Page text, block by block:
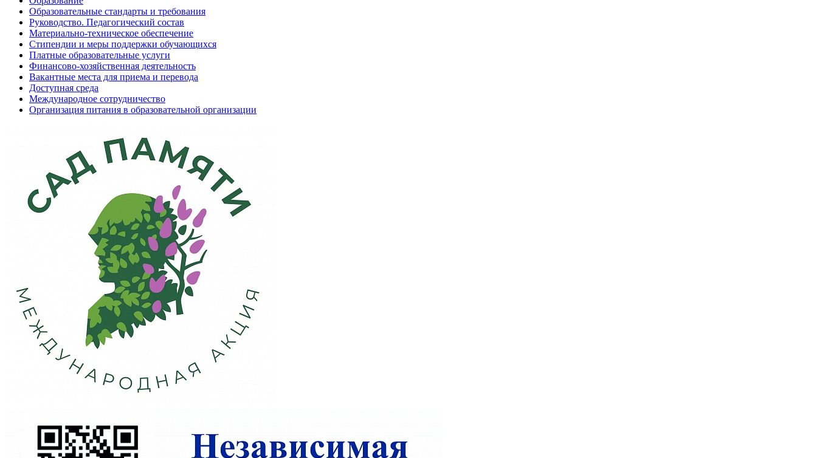
Образовательные стандарты и требования
Руководство. Педагогический состав
Материально-техническое обеспечение
Стипендии и меры поддержки обучающихся
Платные образовательные услуги
Финансово-хозяйственная деятельность
Вакантные места для приема и перевода
Доступная среда
Международное сотрудничество
Организация питания в образовательной организации